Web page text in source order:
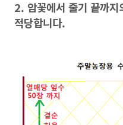
2. 암꽃에서 줄기 끝까
적당합니다.